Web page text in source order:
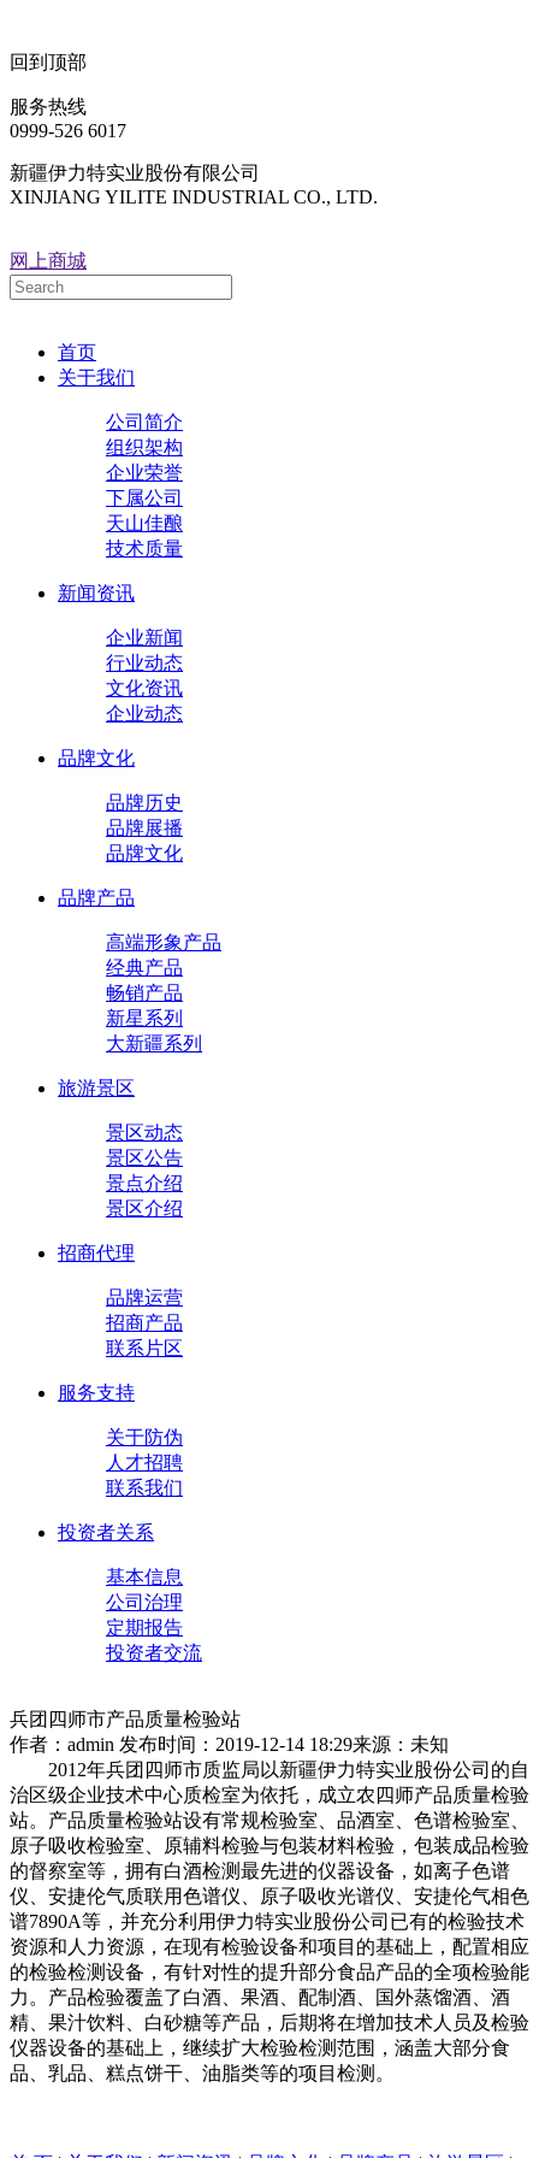
回到顶部
服务热线
0999-526 6017
新疆伊力特实业股份有限公司
XINJIANG YILITE INDUSTRIAL CO., LTD.
网上商城
首页
关于我们
公司简介
组织架构
企业荣誉
下属公司
天山佳酿
技术质量
新闻资讯
企业新闻
行业动态
文化资讯
企业动态
品牌文化
品牌历史
品牌展播
品牌文化
品牌产品
高端形象产品
经典产品
畅销产品
新星系列
大新疆系列
旅游景区
景区动态
景区公告
景点介绍
景区介绍
招商代理
品牌运营
招商产品
联系片区
服务支持
关于防伪
人才招聘
联系我们
投资者关系
基本信息
公司治理
定期报告
投资者交流
兵团四师市产品质量检验站
作者：admin 发布时间：2019-12-14 18:29来源：未知
2012年兵团四师市质监局以新疆伊力特实业股份公司的自
治区级企业技术中心质检室为依托，成立农四师产品质量检验
站。产品质量检验站设有常规检验室、品酒室、色谱检验室、
原子吸收检验室、原辅料检验与包装材料检验，包装成品检验
的督察室等，拥有白酒检测最先进的仪器设备，如离子色谱
仪、安捷伦气质联用色谱仪、原子吸收光谱仪、安捷伦气相色
谱7890A等，并充分利用伊力特实业股份公司已有的检验技术
资源和人力资源，在现有检验设备和项目的基础上，配置相应
的检验检测设备，有针对性的提升部分食品产品的全项检验能
力。产品检验覆盖了白酒、果酒、配制酒、国外蒸馏酒、酒
精、果汁饮料、白砂糖等产品，后期将在增加技术人员及检验
仪器设备的基础上，继续扩大检验检测范围，涵盖大部分食
品、乳品、糕点饼干、油脂类等的项目检测。